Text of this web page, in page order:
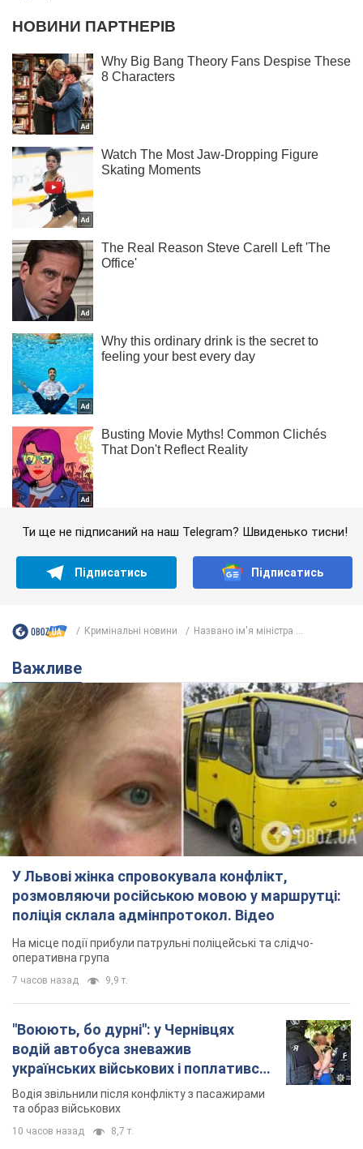
Ти ще не підписаний на наш Telegram? Швиденько тисни!
Підписатись Підписатись
Кримінальні новини Названо ім'я міністра ...
Важливе
У Львові жінка спровокувала конфлікт,
розмовляючи російською мовою у маршрутці:
поліція склала адмінпротокол. Відео
На місце події прибули патрульні поліцейські та слідчо-
оперативна група
7 часов назад 9,9 т.
"Воюють, бо дурні": у Чернівцях
водій автобуса зневажив
українських військових і поплатився.
Відео
Водія звільнили після конфлікту з пасажирами
та образ військових
10 часов назад 8,7 т.